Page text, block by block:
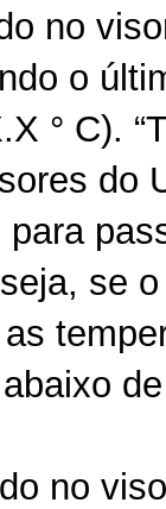
no
o
° C).
do
para
se
no